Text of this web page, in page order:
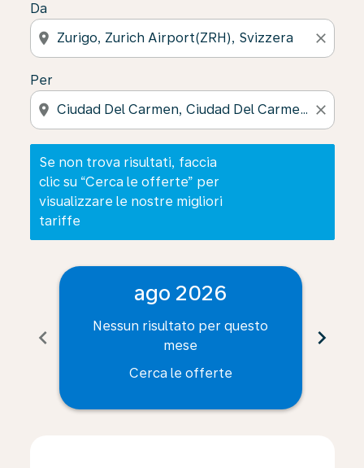
Da
location_on close
Per
location_on close
Se non trova risultati, faccia
clic su “Cerca le offerte” per
visualizzare le nostre migliori
tariffe
chevron_left
ago 2026
Nessun risultato per questo
mese
Cerca le offerte
chevron_right